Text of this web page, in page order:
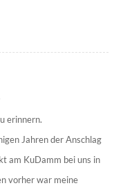
erinnern.
Jahren der Anschlag
am KuDamm bei uns in
vorher war meine